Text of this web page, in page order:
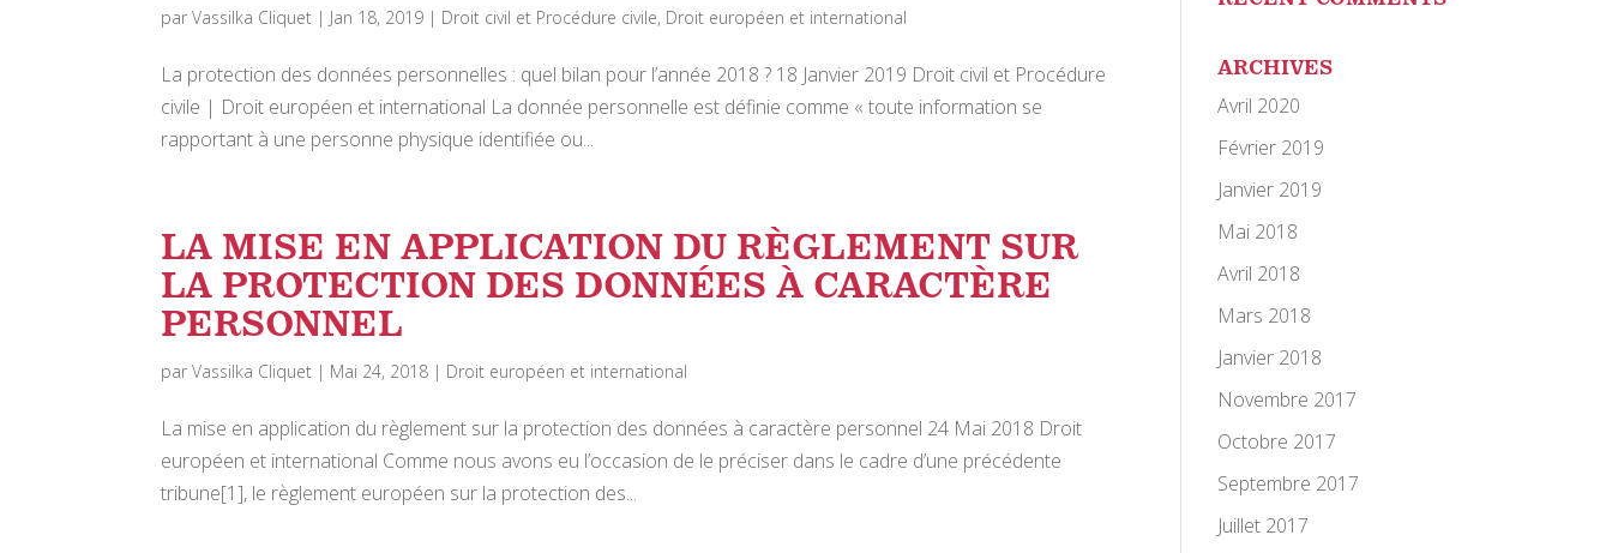
parVassilka Cliquet | Jan 18, 2019 | Droit civil et Procédure civile, Droit européen et international
La protection des données personnelles : quel bilan pour l’année 2018 ? 18 Janvier 2019 Droit civil et Procédure
civile | Droit européen et international La donnée personnelle est définie comme « toute information se
rapportant à une personne physique identifiée ou...
LA MISE EN APPLICATION DU RÈGLEMENT SUR
LA PROTECTION DES DONNÉES À CARACTÈRE
PERSONNEL
parVassilka Cliquet | Mai 24, 2018 | Droit européen et international
La mise en application du règlement sur la protection des données à caractère personnel 24 Mai 2018 Droit
européen et international Comme nous avons eu l’occasion de le préciser dans le cadre d’une précédente
tribune[1], le règlement européen sur la protection des...
ARCHIVES
Avril 2020
Février 2019
Janvier 2019
Mai 2018
Avril 2018
Mars 2018
Janvier 2018
Novembre 2017
Octobre 2017
Septembre 2017
Juillet 2017